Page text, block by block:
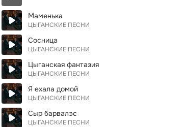
Маменька
ЦЫГАНСКИЕ ПЕСНИ
Сосница
ЦЫГАНСКИЕ ПЕСНИ
Цыганская фантазия
ЦЫГАНСКИЕ ПЕСНИ
Я ехала домой
ЦЫГАНСКИЕ ПЕСНИ
Сыр барвалэс
ЦЫГАНСКИЕ ПЕСНИ